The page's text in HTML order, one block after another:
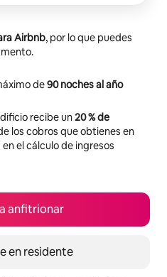
Airbnb, por lo que puedes
de90 noches al año
recibe un20 % de
los cobros que obtienes en
el cálculo de ingresos
anfitrionar
en residente